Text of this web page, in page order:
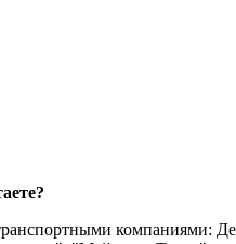
компаниями: